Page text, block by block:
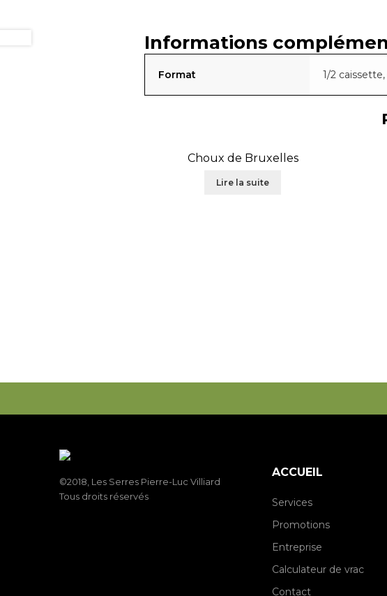
Informations
Format 1/2
Choux de Bruxelles
Lire la suite
©2018, Les Serres Pierre-Luc Villiard
Tous droits réservés
ACCUEIL
Services
Promotions
Entreprise
Calculateur de vrac
Contact